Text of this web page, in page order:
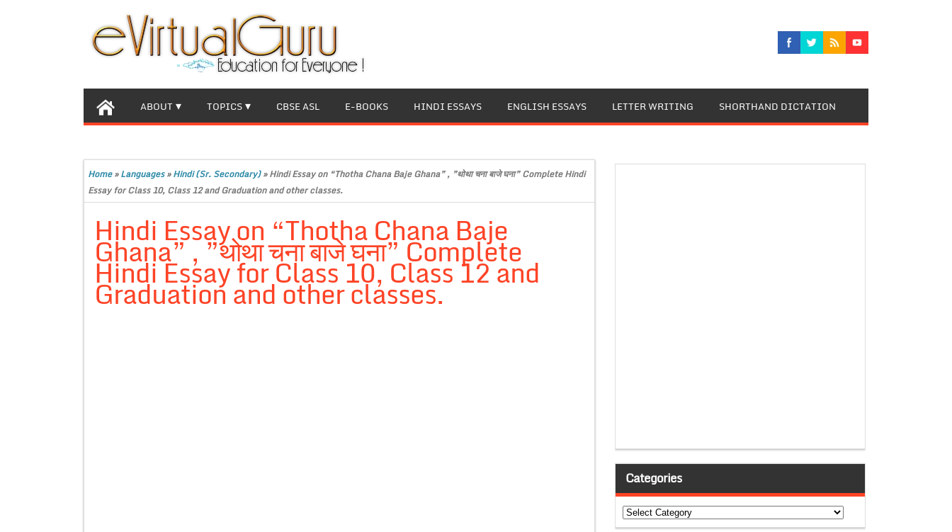
ABOUT TOPICS CBSE ASL E-BOOKS HINDI ESSAYS ENGLISH ESSAYS LETTER WRITING SHORTHAND DICTATION
Home»Languages»Hindi (Sr. Secondary)»Hindi Essay on “Thotha Chana Baje Ghana” , ”थोथा चना बाजे घना” Complete Hindi
Essay for Class 10, Class 12 and Graduation and other classes.
Hindi Essay on “Thotha Chana Baje
Ghana” , ”थोथा चना बाजे घना” Complete
Hindi Essay for Class 10, Class 12 and
Graduation and other classes.
Categories
Categories